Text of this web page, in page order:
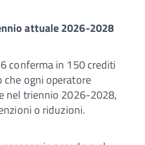
attuale 2026-2028
conferma in 150 crediti
che ogni operatore
nel triennio 2026-2028,
o riduzioni.